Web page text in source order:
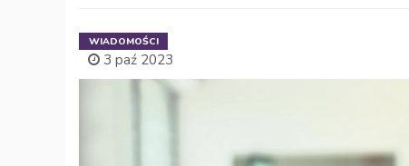
WIADOMOŚCI
3 paź 2023